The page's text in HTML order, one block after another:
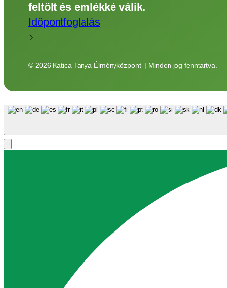
feltölt és emlékké válik.
Időpontfoglalás
© 2026 Katica Tanya Élményközpont. | Minden jog fenntartva.